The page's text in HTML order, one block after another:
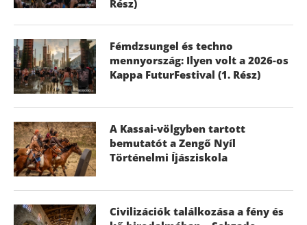
Rész)
Fémdzsungel és techno
mennyország: Ilyen volt a 2026-os
Kappa FuturFestival (1. Rész)
A Kassai-völgyben tartott
bemutatót a Zengő Nyíl
Történelmi Íjásziskola
Civilizációk találkozása a fény és